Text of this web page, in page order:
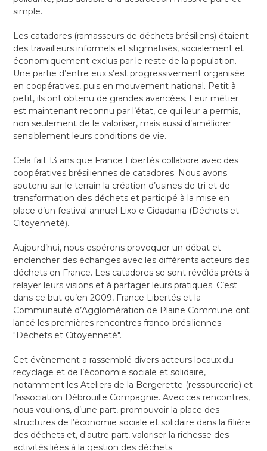
simple.
Les catadores (ramasseurs de déchets brésiliens) étaient
des travailleurs informels et stigmatisés, socialement et
économiquement exclus par le reste de la population.
Une partie d’entre eux s’est progressivement organisée
en coopératives, puis en mouvement national. Petit à
petit, ils ont obtenu de grandes avancées. Leur métier
est maintenant reconnu par l’état, ce qui leur a permis,
non seulement de le valoriser, mais aussi d’améliorer
sensiblement leurs conditions de vie.
Cela fait 13 ans que France Libertés collabore avec des
coopératives brésiliennes de catadores. Nous avons
soutenu sur le terrain la création d’usines de tri et de
transformation des déchets et participé à la mise en
place d’un festival annuel Lixo e Cidadania (Déchets et
Citoyenneté).
Aujourd’hui, nous espérons provoquer un débat et
enclencher des échanges avec les différents acteurs des
déchets en France. Les catadores se sont révélés prêts à
relayer leurs visions et à partager leurs pratiques. C’est
dans ce but qu’en 2009, France Libertés et la
Communauté d’Agglomération de Plaine Commune ont
lancé les premières rencontres franco-brésiliennes
"Déchets et Citoyenneté".
Cet évènement a rassemblé divers acteurs locaux du
recyclage et de l’économie sociale et solidaire,
notamment les Ateliers de la Bergerette (ressourcerie) et
l’association Débrouille Compagnie. Avec ces rencontres,
nous voulions, d’une part, promouvoir la place des
structures de l’économie sociale et solidaire dans la filière
des déchets et, d'autre part, valoriser la richesse des
activités liées à la gestion des déchets.